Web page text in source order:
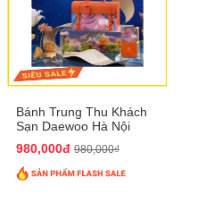
Bánh Trung Thu Khách
Sạn Daewoo Hà Nội
QTTT31
980,000đ 980,000₫